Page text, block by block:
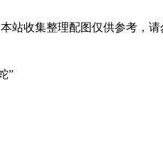
站收集整理配图仅供参考，请
”